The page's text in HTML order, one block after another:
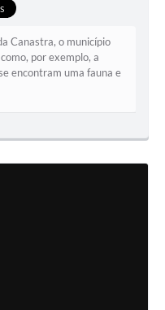
Canastra, o município
por exemplo, a
encontram uma fauna e